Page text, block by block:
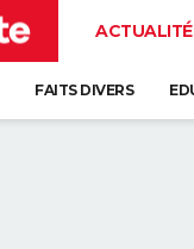
FAITS DIVERS